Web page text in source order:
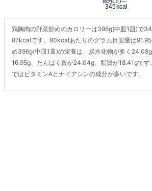
鶏胸肉の野菜炒めのカロリーは396g(中皿1皿)で
87kcalです。80kcalあたりのグラム目安量は
め396g(中皿1皿)の栄養は、炭水化物が多く
16.95g、たんぱく質が24.04g、脂質が18.41gです
ではビタミンAとナイアシンの成分が多いです。